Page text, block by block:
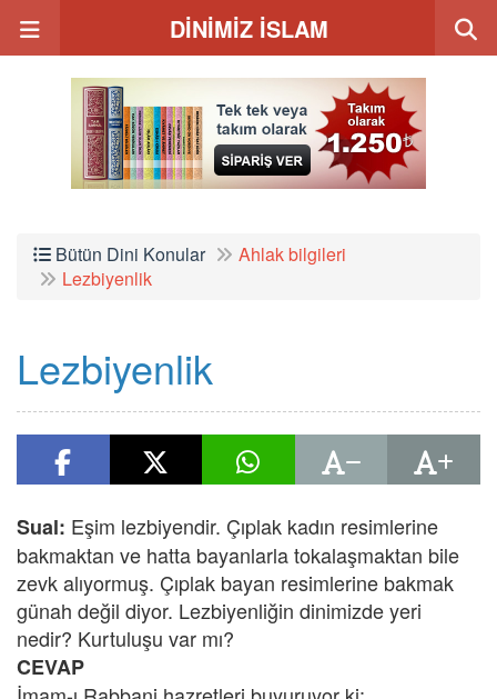
DİNİMİZ İSLAM
Bütün Dini Konular
Ahlak bilgileri
Lezbiyenlik
Lezbiyenlik
Sual: Eşim lezbiyendir. Çıplak kadın resimlerine
bakmaktan ve hatta bayanlarla tokalaşmaktan bile
zevk alıyormuş. Çıplak bayan resimlerine bakmak
günah değil diyor. Lezbiyenliğin dinimizde yeri
nedir? Kurtuluşu var mı?
CEVAP